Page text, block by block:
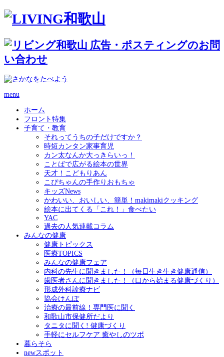
menu
ホーム
フロント特集
子育て・教育
それってうちの子だけですか？
時短カンタン家事育児
カン太なんか大っきらいっ！
ことばで広がる絵本の世界
天才！こどもりあん
こぴちゃんの手作りおもちゃ
キッズNews
かわいい、おいしい、簡単！makimakiクッキング
絵本に出てくる「これ！」食べたい
YAC
過去の人気連載コラム
みんなの健康
健康トピックス
医療TOPICS
みんなの健康フェア
内科の先生に聞きました！（毎日生き生き健康通信）
歯医者さんに聞きました！（口から始まる健康づくり）
形成外科診療ナビ
協会けんぽ
治療の最前線！専門医に聞く
和歌山市保健所だより
タニタに聞く! 健康づくり
手軽にセルフケア 癒やしのツボ
暮らそら
newスポット